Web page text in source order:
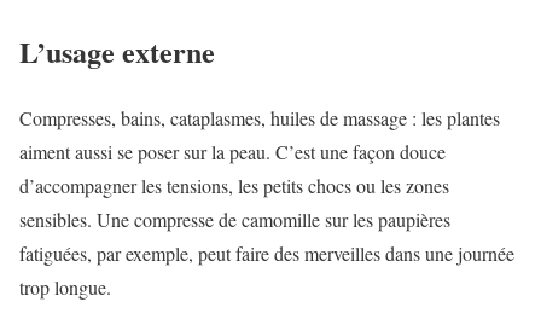
L’usage externe
Compresses, bains, cataplasmes, huiles de massage : les plantes
aiment aussi se poser sur la peau. C’est une façon douce
d’accompagner les tensions, les petits chocs ou les zones
sensibles. Une compresse de camomille sur les paupières
fatiguées, par exemple, peut faire des merveilles dans une journée
trop longue.